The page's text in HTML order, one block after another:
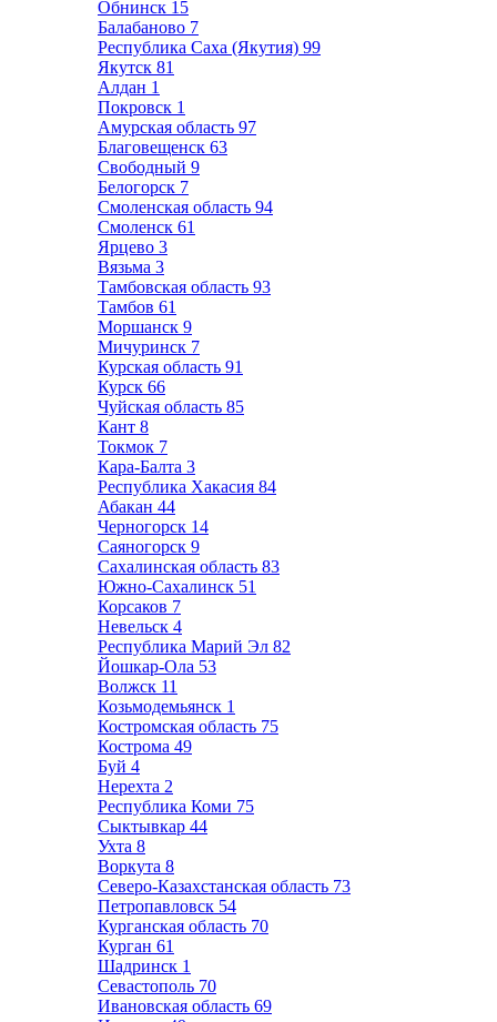
Обнинск 15
Балабаново 7
Республика Саха (Якутия) 99
Якутск 81
Алдан 1
Покровск 1
Амурская область 97
Благовещенск 63
Свободный 9
Белогорск 7
Смоленская область 94
Смоленск 61
Ярцево 3
Вязьма 3
Тамбовская область 93
Тамбов 61
Моршанск 9
Мичуринск 7
Курская область 91
Курск 66
Чуйская область 85
Кант 8
Токмок 7
Кара-Балта 3
Республика Хакасия 84
Абакан 44
Черногорск 14
Саяногорск 9
Сахалинская область 83
Южно-Сахалинск 51
Корсаков 7
Невельск 4
Республика Марий Эл 82
Йошкар-Ола 53
Волжск 11
Козьмодемьянск 1
Костромская область 75
Кострома 49
Буй 4
Нерехта 2
Республика Коми 75
Сыктывкар 44
Ухта 8
Воркута 8
Северо-Казахстанская область 73
Петропавловск 54
Курганская область 70
Курган 61
Шадринск 1
Севастополь 70
Ивановская область 69